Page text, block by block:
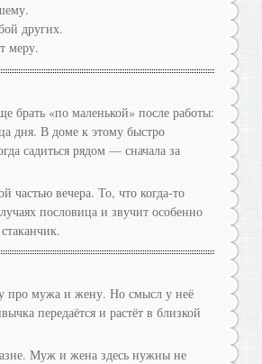
других.
меру.
брать «по маленькой» после работы:
дня. В доме к этому быстро
садиться рядом — сначала за
частью вечера. То, что когда-то
пословица и звучит особенно
про мужа и жену. Но смысл у неё
передаётся и растёт в близкой
Муж и жена здесь нужны не